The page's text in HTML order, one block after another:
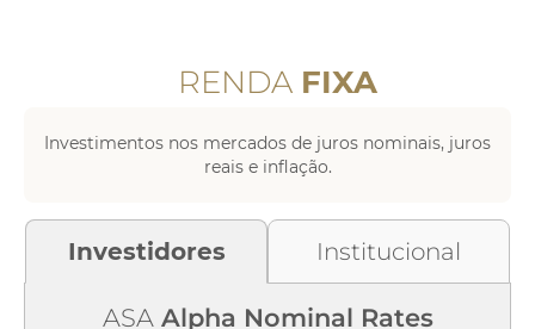
RENDAFIXA
Investimentos nos mercados de juros nominais, juros
reais e inflação.
Investidores Institucional
ASAAlpha Nominal Rates